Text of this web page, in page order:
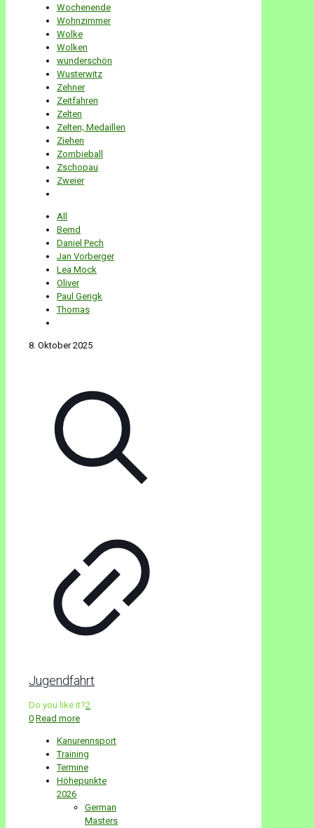
Wochenende
Wohnzimmer
Wolke
Wolken
wunderschön
Wusterwitz
Zehner
Zeitfahren
Zelten
Zelten; Medaillen
Ziehen
Zombieball
Zschopau
Zweier
All
Bernd
Daniel Pech
Jan Vorberger
Lea Mock
Oliver
Paul Gerigk
Thomas
8. Oktober 2025
Jugendfahrt
Do you like it?2
0 Read more
Kanurennsport
Training
Termine
Höhepunkte
2026
German
Masters